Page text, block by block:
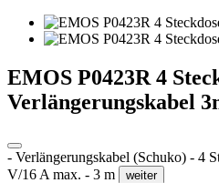
EMOS P0423R 4
Verlängerungskabel
- Verlängerungskabel (Schuko) - 4
V/16 A max. - 3 m
weiter